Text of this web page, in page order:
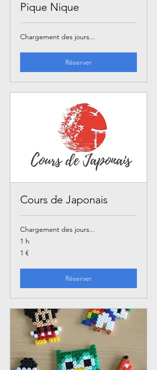
Pique Nique
Chargement des jours...
Réserver
Cours de Japonais
Chargement des jours...
1 h
1
euro
1 €
Réserver